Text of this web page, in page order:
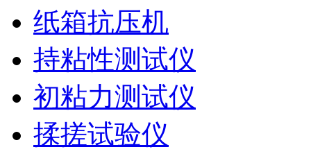
纸箱抗压机
持粘性测试仪
初粘力测试仪
揉搓试验仪